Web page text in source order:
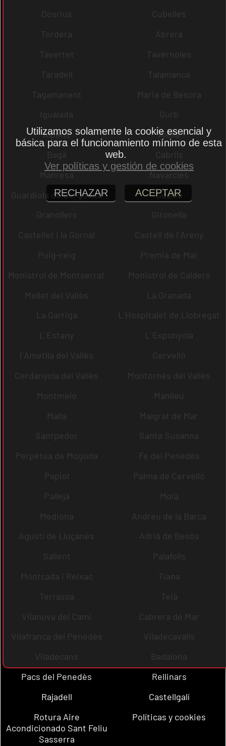
Dosrius
Cubelles
Tordera
Abrera
Tavertet
Tavèrnoles
Taradell
Talamanca
Tagamanent
Maria de Besora
Igualada
Gurb
Alpens
Alella
Bagà
Cabrils
Manresa
Navarcles
Guardiola de Berguedà
Gualba
Granollers
Gironella
Castellet i la Gornal
Castell de l´Areny
Puig-reig
Premià de Mar
Monistrol de Montserrat
Monistrol de Calders
Mollet del Vallès
La Granada
La Garriga
L´Hospitalet de Llobregat
L´Estany
L´Espunyola
l´Ametlla del Vallès
Cervelló
Cerdanyola del Vallès
Montornès del Vallès
Montmeló
Manlleu
Malla
Malgrat de Mar
Santpedor
Santa Susanna
Perpètua de Mogoda
Fe del Penedès
Papiol
Palma de Cervelló
Pallejà
Moià
Mediona
Andreu de la Barca
Agustí de Lluçanès
Adrià de Besòs
Sallent
Palafolls
Montcada i Reixac
Tiana
Terrassa
Teià
Vilanova del Camí
Cabrera de Mar
Vilafranca del Penedès
Viladecavalls
Viladecans
Badalona
Pacs del Penedès
Rellinars
Rajadell
Castellgalí
Rotura Aire
Acondicionado Sant Feliu
Sasserra
Políticas y cookies
Utilizamos solamente la cookie esencial y
básica para el funcionamiento mínimo de esta
web.
Ver políticas y gestión de cookies
RECHAZAR ACEPTAR